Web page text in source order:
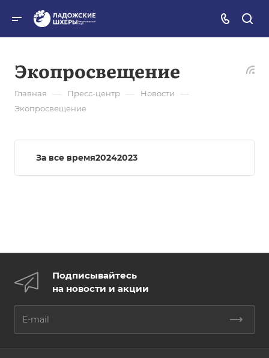
Экопросвещение
Главная — Пресс-центр — Новости —
Экопросвещение
За все время20242023
Подписывайтесь
на новости и акции